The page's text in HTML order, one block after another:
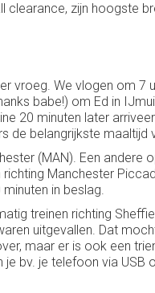
clearance, zijn hoogste
vroeg. We vlogen om
babe!) om Ed in
20 minuten later
de belangrijkste maaltijd
(MAN). Een
Manchester
in beslag.
treinen richting
uitgevallen. Dat
maar er is ook een
je bv. je telefoon via